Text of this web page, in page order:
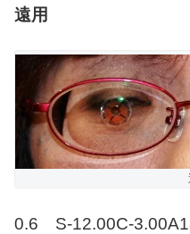
遠用
0.6 S-12.00C-